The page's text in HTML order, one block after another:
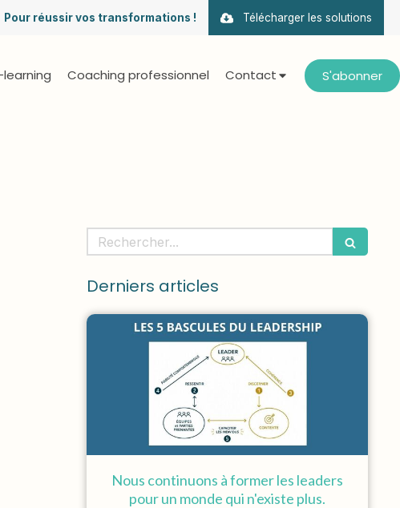
Télécharger les solutions
Pour réussir vos transformations !
learning Coaching professionnel Contact S'abonner
Rechercher
Derniers articles
Nous continuons à former les leaders
pour un monde qui n'existe plus.